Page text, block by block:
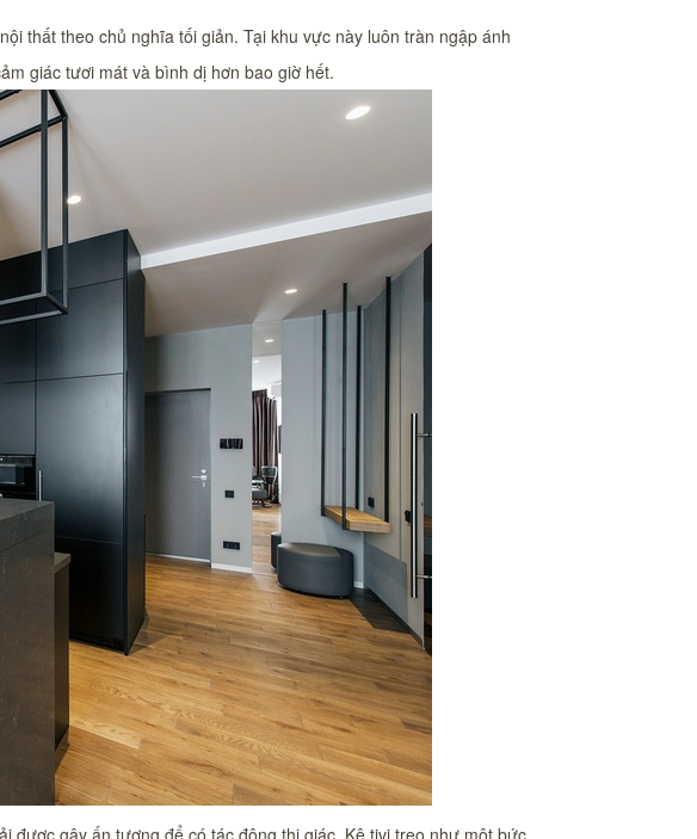
thất theo chủ nghĩa tối giản. Tại khu vực này luôn tràn ngập ánh
giác tươi mát và bình dị hơn bao giờ hết.
được gây ấn tượng để có tác động thị giác. Kệ tivi treo như một bức